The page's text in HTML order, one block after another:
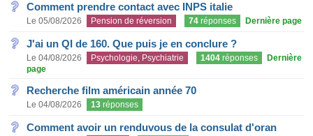
Comment prendre contact avec INPS italie
Le 05/08/2026 Pension de réversion 74 réponses Dernière page
J'ai un QI de 160. Que puis je en conclure ?
Le 04/08/2026 Psychologie, Psychiatrie 1404 réponses
Dernière
page
Recherche film américain année 70
Le 04/08/2026 13 réponses
Comment avoir un renduvous de la consulat d'oran